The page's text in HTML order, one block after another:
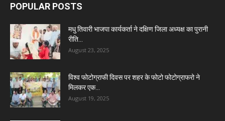
POPULAR POSTS
मधु तिवारी भाजपा कार्यकर्ता ने दक्षिण जिला अध्यक्ष का पुरानी
रीति...
August 23, 2025
विश्व फोटोग्राफी दिवस पर शहर के फोटो फोटोग्राफरो ने
मिलकर एक...
August 19, 2025